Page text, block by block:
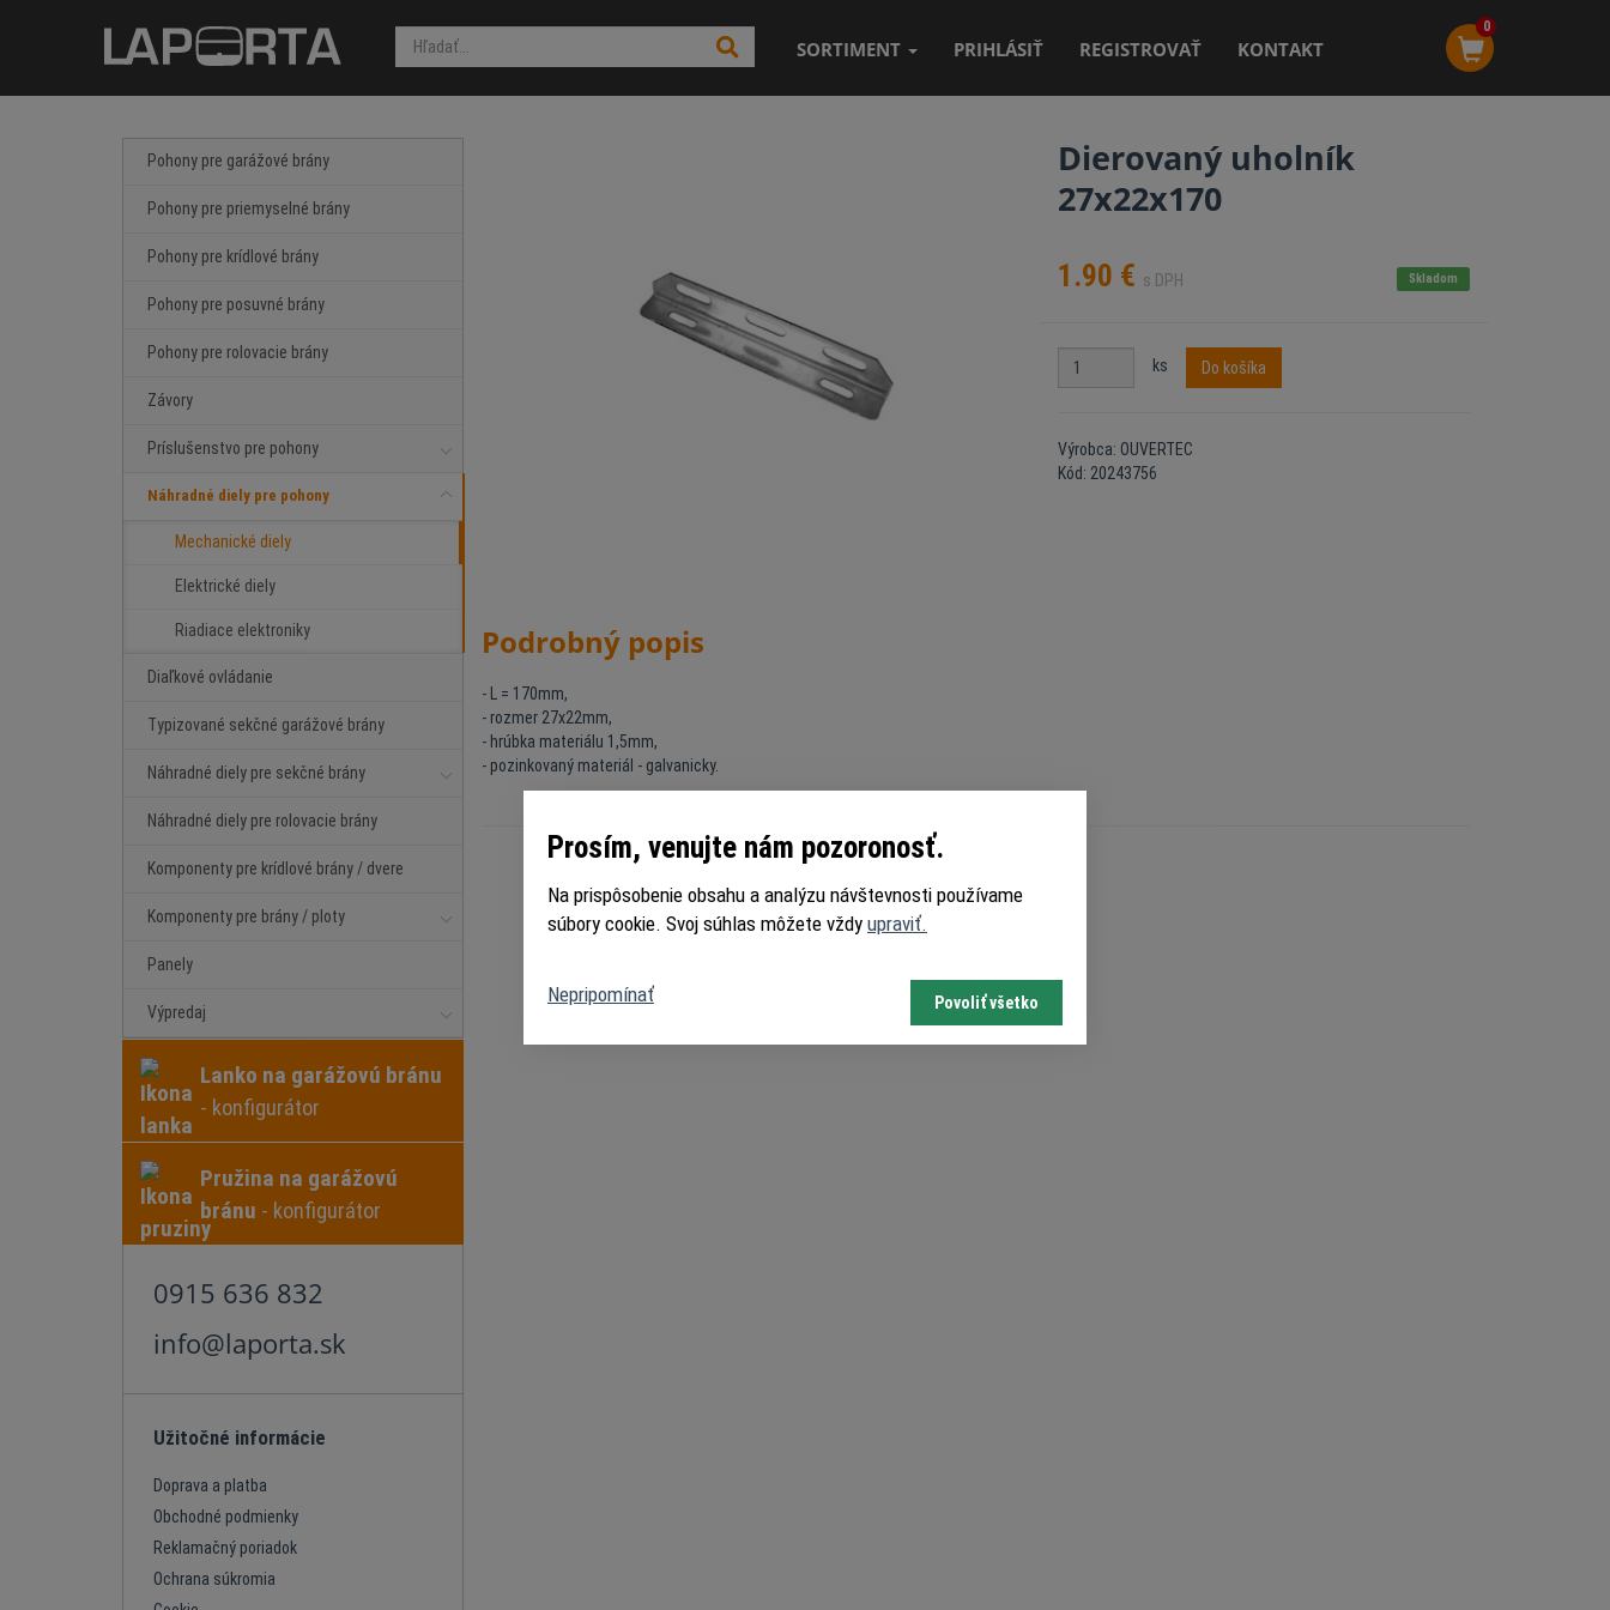
SORTIMENT PRIHLÁSIŤ REGISTROVAŤ KONTAKT
0
Pohony pre garážové brány
Pohony pre priemyselné brány
Pohony pre krídlové brány
Pohony pre posuvné brány
Pohony pre rolovacie brány
Závory
Príslušenstvo pre pohony
Náhradné diely pre pohony
Mechanické diely
Elektrické diely
Riadiace elektroniky
Diaľkové ovládanie
Typizované sekčné garážové brány
Náhradné diely pre sekčné brány
Náhradné diely pre rolovacie brány
Komponenty pre krídlové brány / dvere
Komponenty pre brány / ploty
Panely
Výpredaj
Lanko na garážovú bránu
- konfigurátor
Pružina na garážovú
bránu - konfigurátor
0915 636 832
info@laporta.sk
Užitočné informácie
Doprava a platba
Obchodné podmienky
Reklamačný poriadok
Ochrana súkromia
Dierovaný uholník
27x22x170
1.90 € s DPH Skladom
ks Do košíka
Výrobca: OUVERTEC
Kód: 20243756
Podrobný popis
- L = 170mm,
- rozmer 27x22mm,
- hrúbka materiálu 1,5mm,
- pozinkovaný materiál - galvanicky.
Prosím, venujte nám pozoronosť.
Na prispôsobenie obsahu a analýzu návštevnosti používame
súbory cookie. Svoj súhlas môžete vždy upraviť.
Nepripomínať Povoliť všetko